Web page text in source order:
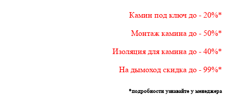
Камин под ключ до - 20%*
Монтаж камина до - 50%*
Изоляция для камина до - 40%*
На дымоход скидка до - 99%*
*подробности узнавайте у менеджера